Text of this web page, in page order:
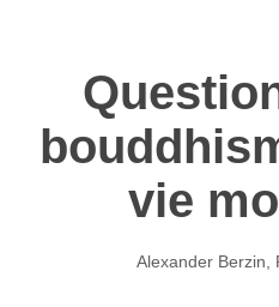
vie
Alexander Berzin,